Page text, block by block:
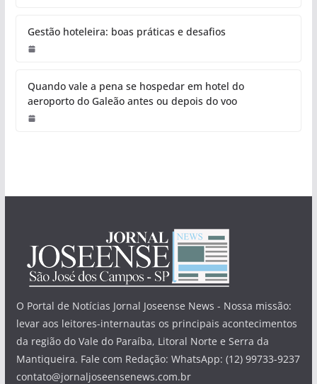
Gestão hoteleira: boas práticas e desafios
Quando vale a pena se hospedar em hotel do
aeroporto do Galeão antes ou depois do voo
O Portal de Notícias Jornal Joseense News - Nossa missão:
levar aos leitores-internautas os principais acontecimentos
da região do Vale do Paraíba, Litoral Norte e Serra da
Mantiqueira. Fale com Redação: WhatsApp: (12) 99733-9237
contato@jornaljoseensenews.com.br